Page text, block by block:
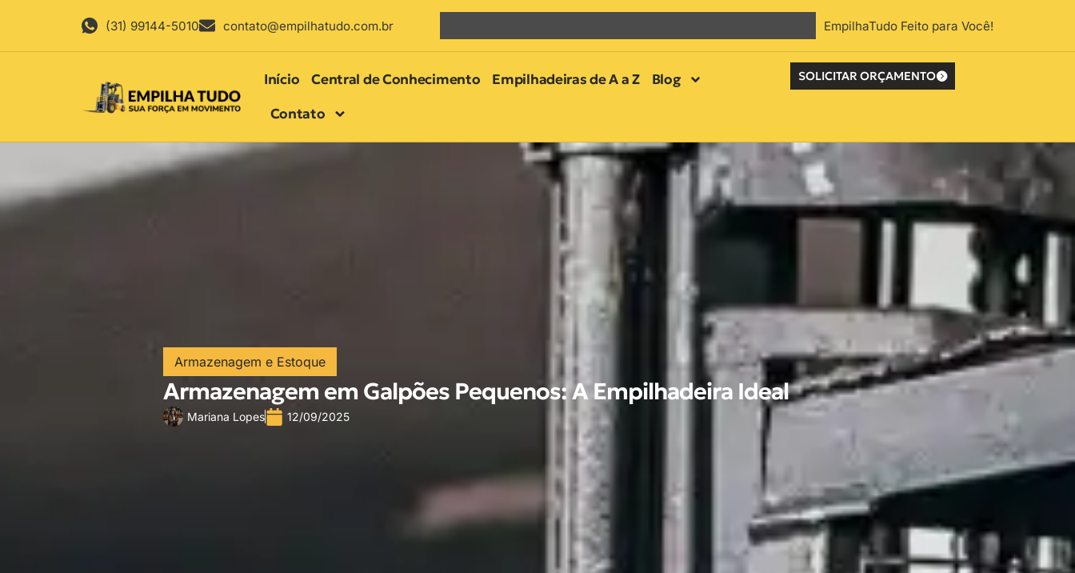
(31) 99144-5010 contato@empilhatudo.com.br EmpilhaTudo Feito para Você!
Início Central de Conhecimento Empilhadeiras de A a Z
Blog
Contato
SOLICITAR ORÇAMENTO
Armazenagem e Estoque
Armazenagem em Galpões Pequenos: A Empilhadeira Ideal
Mariana Lopes 12/09/2025